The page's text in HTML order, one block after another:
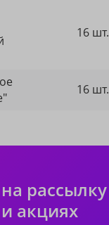
16 шт.
16 шт.
рассылку
акциях